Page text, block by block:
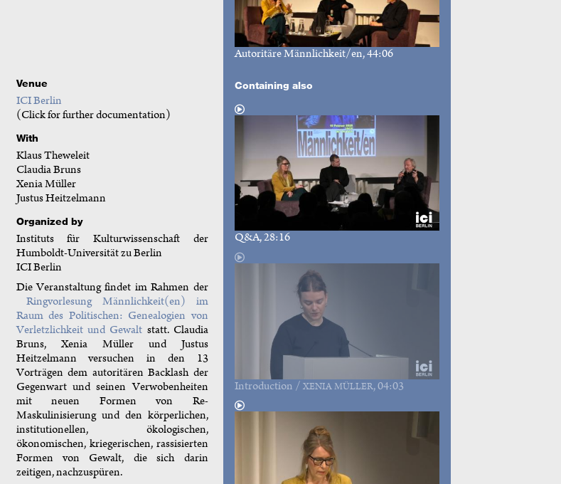
Venue
ICI Berlin
(Click for further documentation)
With
Klaus Theweleit
Claudia Bruns
Xenia Müller
Justus Heitzelmann
Organized by
Instituts für Kulturwissenschaft der
Humboldt-Universität zu Berlin
ICI Berlin
Die Veranstaltung findet im Rahmen der
Ringvorlesung Männlichkeit(en) im
Raum des Politischen: Genealogien von
Verletzlichkeit und Gewalt statt. Claudia
Bruns, Xenia Müller und Justus
Heitzelmann versuchen in den 13
Vorträgen dem autoritären Backlash der
Gegenwart und seinen Verwobenheiten
mit neuen Formen von Re-
Maskulinisierung und den körperlichen,
institutionellen, ökologischen,
ökonomischen, kriegerischen, rassisierten
Formen von Gewalt, die sich darin
zeitigen, nachzuspüren.
Autoritäre Männlichkeit/en, 44:06
Containing also
Q&A, 28:16
Introduction / XENIA MÜLLER, 04:03